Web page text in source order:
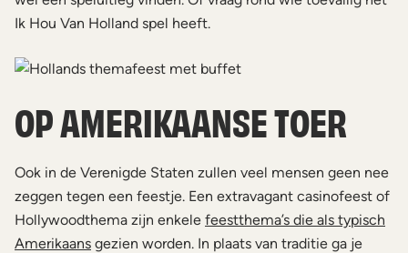
Ik Hou Van Holland spel heeft.
OP AMERIKAANSE TOER
Ook in de Verenigde Staten zullen veel mensen geen nee
zeggen tegen een feestje. Een extravagant casinofeest of
Hollywoodthema zijn enkele feestthema’s die als typisch
Amerikaans gezien worden. In plaats van traditie ga je